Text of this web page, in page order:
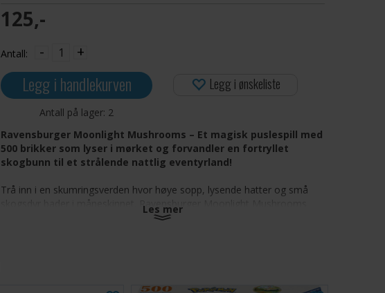
125,-
Antall: - +
Legg i handlekurven
Antall på lager: 2
Legg i ønskeliste
Ravensburger Moonlight Mushrooms – Et magisk puslespill med
500 brikker som lyser i mørket og forvandler en fortryllet
skogbunn til et strålende nattlig eventyrland!
Trå inn i en skumringsverden hvor høye sopp, lysende hatter og små
skogsdyr bader i måneskinnet. Ravensburger Moonlight Mushrooms
omgir deg med glødende farger og myke skygger mens du setter
Les mer